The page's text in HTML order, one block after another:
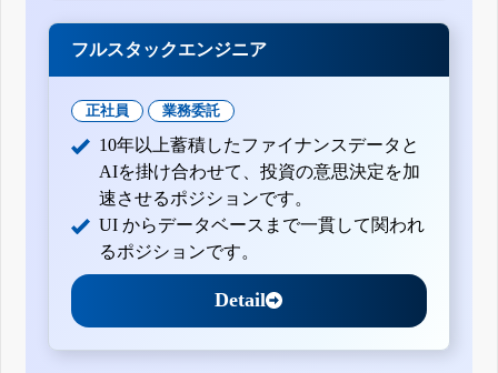
フルスタックエンジニア
正社員 業務委託
10年以上蓄積したファイナンスデータと
AIを掛け合わせて、投資の意思決定を加
速させるポジションです。
UI からデータベースまで一貫して関われ
るポジションです。
Detail